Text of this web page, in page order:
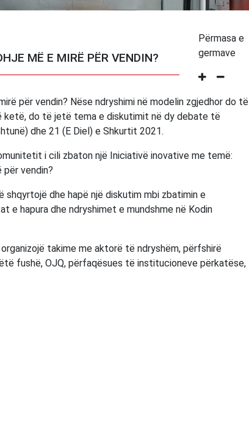
MË E MIRË PËR VENDIN?
Përmasa e
germave
për vendin? Nëse ndryshimi në modelin zgjedhor do të
ketë, do të jetë tema e diskutimit në dy debate të
dhe 21 (E Diel) e Shkurtit 2021.
i cili zbaton një Iniciativë inovative me temë:
për vendin?
shqyrtojë dhe hapë një diskutim mbi zbatimin e
e hapura dhe ndryshimet e mundshme në Kodin
takime me aktorë të ndryshëm, përfshirë
fushë, OJQ, përfaqësues të institucioneve përkatëse,